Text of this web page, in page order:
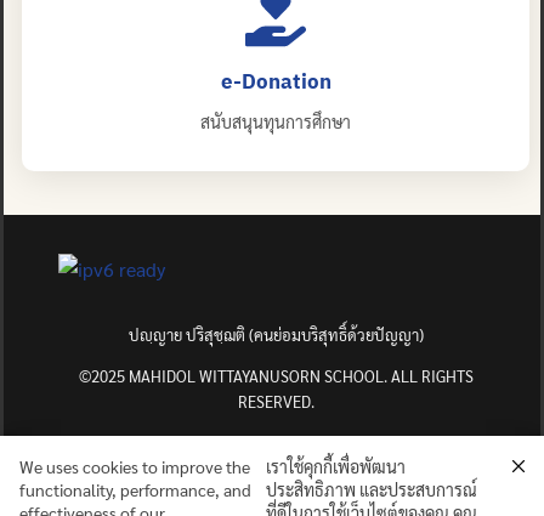
e-Donation
สนับสนุนทุนการศึกษา
ปญฺญาย ปริสุชฺฌติ (คนย่อมบริสุทธิ์ด้วยปัญญา)
©2025 MAHIDOL WITTAYANUSORN SCHOOL. ALL RIGHTS
RESERVED.
We uses cookies to improve the
functionality, performance, and
เราใช้คุกกี้เพื่อพัฒนา
ประสิทธิภาพ และประสบการณ์